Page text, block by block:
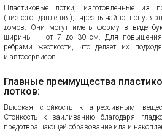
Пластиковые лотки, изготовленные из
(низкого давления), чрезвычайно
домов. Они могут иметь форму в виде
ширины — от 7 до 30 см. Для повышения
ребрами жесткости, что делает их
и автосервисов.
Главные преимущества
лотков:
Высокая стойкость к агрессивным
Стойкость к заиливанию благодаря
предотвращающей образование ила и